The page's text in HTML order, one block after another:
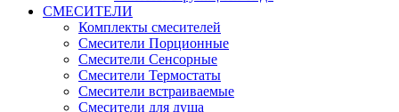
СМЕСИТЕЛИ
Комплекты смесителей
Смесители Порционные
Смесители Сенсорные
Смесители Термостаты
Смесители встраиваемые
Смесители для душа